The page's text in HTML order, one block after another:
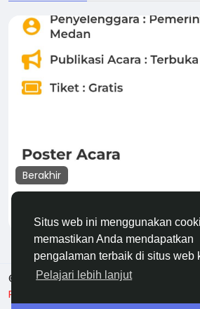
Situs web ini menggunakan
memastikan Anda mendapatkan
pengalaman terbaik di situs web
Pelajari lebih lanjut
Berakhir
© 2026 OneTouch
Privasi